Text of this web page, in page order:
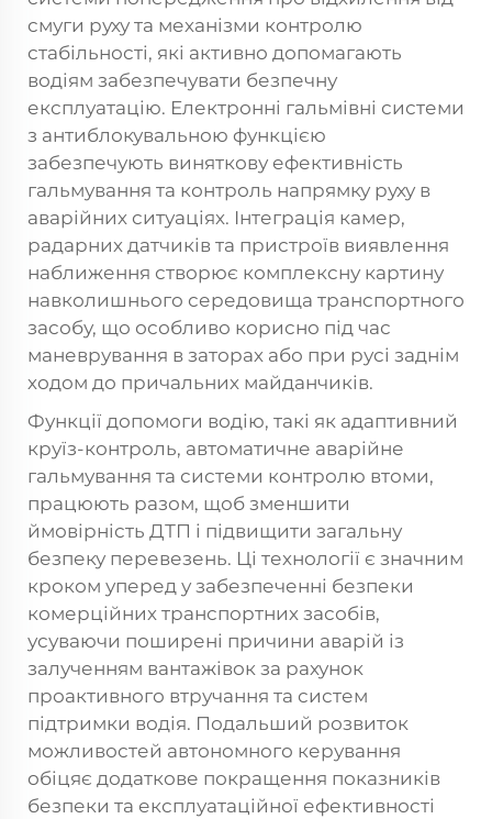
смуги руху та механізми контролю
стабільності, які активно допомагають
водіям забезпечувати безпечну
експлуатацію. Електронні гальмівні системи
з антиблокувальною функцією
забезпечують виняткову ефективність
гальмування та контроль напрямку руху в
аварійних ситуаціях. Інтеграція камер,
радарних датчиків та пристроїв виявлення
наближення створює комплексну картину
навколишнього середовища транспортного
засобу, що особливо корисно під час
маневрування в заторах або при русі заднім
ходом до причальних майданчиків.
Функції допомоги водію, такі як адаптивний
круїз-контроль, автоматичне аварійне
гальмування та системи контролю втоми,
працюють разом, щоб зменшити
ймовірність ДТП і підвищити загальну
безпеку перевезень. Ці технології є значним
кроком уперед у забезпеченні безпеки
комерційних транспортних засобів,
усуваючи поширені причини аварій із
залученням вантажівок за рахунок
проактивного втручання та систем
підтримки водія. Подальший розвиток
можливостей автономного керування
обіцяє додаткове покращення показників
безпеки та експлуатаційної ефективності